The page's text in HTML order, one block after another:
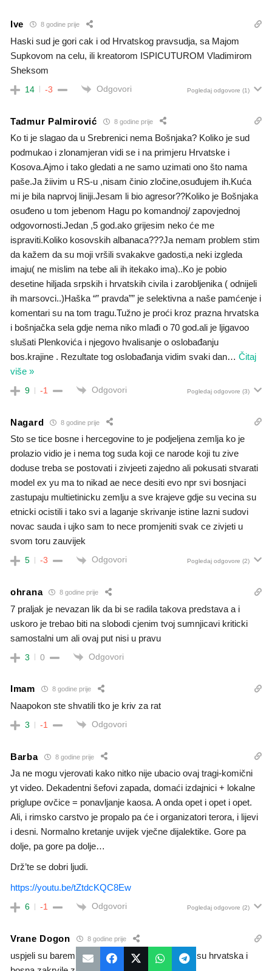
Ive 8 godine prije
Haski sud je gori cak i od Hrvatskog pravsudja, sa Majom
Supkovom na celu, ili kreatorom ISPICUTUROM Vladimirom
Sheksom
14 -3 Odgovori Pogledaj odgovore (1)
Tadmur Palmirović 8 godine prije
Ko ti je slagao da u Srebrenici nema Bošnjaka? Koliko je sud
podmukao i zlonamjeran vidi se i na primjeru Hrvatske i
Kosova.Ajmo i tako gledati a ne samo uzimati ono što nama
paše.Ja žiivim u RS-u ,nisam činio zločine,osuđujem ih.Kuća
mi je bila naprvoj liniji.Jesam li bio agresor??Koliko je Bošnjaka
osuđeno u tom jebenom Hagu po komandnoj/ zapovjednoj
odgovornosti.Jedan ,5 god.ako grijesim neko će me
ispraviti.Koliko kosovskih albanaca???Ja nemam problem stim
da kažem da su moji vršili svakakve gadosti,a neki izgleda
imaju( ne mislim na tebe ali ih itekako ima)..Ko je pobio
desetine hiljada srpskih i hrvatskih civila i zarobljenika ( odnijeli
ih marsovci..)Haška “” pravda”” je selektivna a naše pamćenje i
komentari su na tom tragu.Tužno je proći kroz prazna hrvatska
i bošnjačka sela gdje nema niko mlađi o 70 god.ali je ljigavoo
slušati Plenkovića i njegovo hvalisanje o oslobađanju
bos.krajine . Rezultate tog oslobađanja vidim svaki dan… Čitaj
više »
9 -1 Odgovori Pogledaj odgovore (3)
Nagard 8 godine prije
Sto se tice bosne i hercegovine to je podjeljena zemlja ko je
prolazio vidio je i nema tog suda koji ce narode koji tu zive
doduse treba se postovati i zivjeeti zajedno ali pokusati stvarati
model ex yu ma to nikad ae nece desiti evo npr svi bosnjaci
zastupaju multietinicku zemlju a sve krajeve gdje su vecina su
etnicki ocistili i tako svi a laganje skrivanje istine lazni sudovi
novac sauda i ujko sam to nece promjeniti svak ce zivjeti u
svom toru zauvijek
5 -3 Odgovori Pogledaj odgovore (2)
ohrana 8 godine prije
7 praljak je nevazan lik da bi se radila takova predstava a i
uskoro je trebao biti na slobodi cjenim tvoj sumnjicavi kriticki
samostalni um ali ovaj put nisi u pravu
3 0 Odgovori
Imam 8 godine prije
Naapokon ste shvatili tko je kriv za rat
3 -1 Odgovori
Barba 8 godine prije
Ja ne mogu vjerovati kako nitko nije ubacio ovaj tragi-komični
yt video. Dekadentni šefovi zapada, domaći izdajnici + lokalne
priglupe ovčice = ponavljanje kaosa. A onda opet i opet i opet.
Ali, i rimsko carstvo je propalo pa će i organizatori terora, i lijevi
i desni. Normalno kretanje uvijek vječne dijalektike. Gore pa
dolje, pa gore pa dolje…
Drž’te se dobri ljudi.
https://youtu.be/tZtdcKQC8Ew
6 -1 Odgovori Pogledaj odgovore (2)
Vrane Dogon 8 godine prije
uspjeli su barem na dan pomirit srbe i hrvate al su hrvatska i